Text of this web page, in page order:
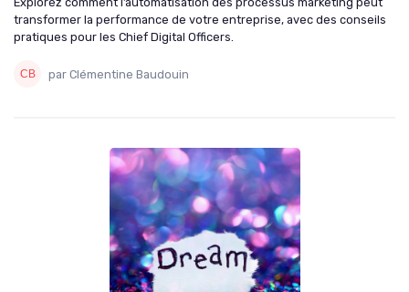
transformer la performance de votre entreprise, avec des conseils
pratiques pour les Chief Digital Officers.
par Clémentine Baudouin